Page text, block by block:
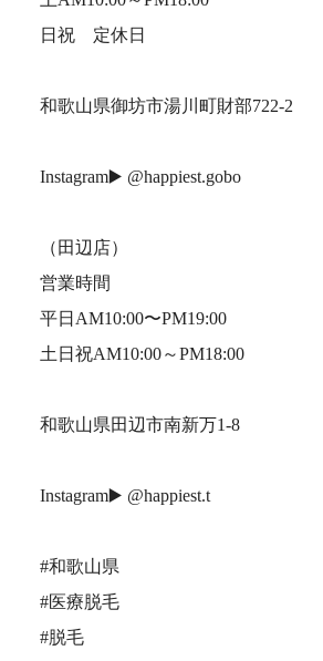
日祝 定休日
和歌山県御坊市湯川町財部722-2
Instagram▶️ @happiest.gobo
（田辺店）
営業時間
平日AM10:00〜PM19:00
土日祝AM10:00～PM18:00
和歌山県田辺市南新万1-8
Instagram▶️ @happiest.t
#和歌山県
#医療脱毛
#脱毛